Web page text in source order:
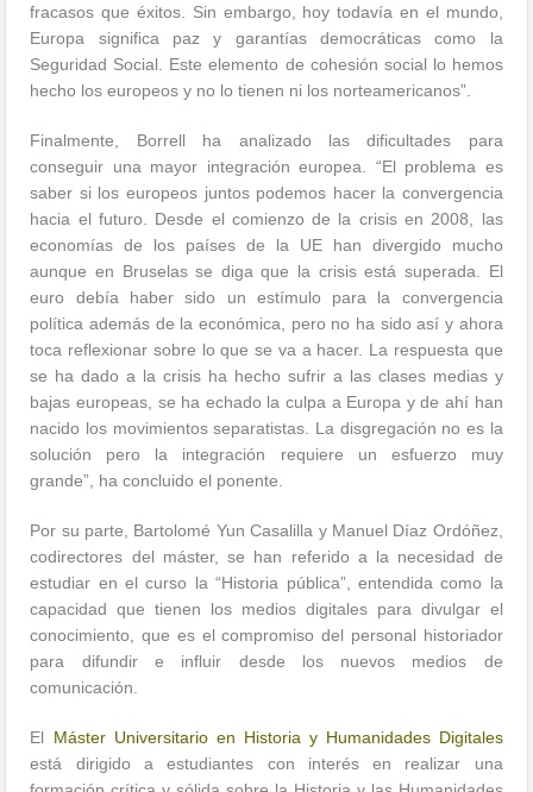
fracasos que éxitos. Sin embargo, hoy todavía en el mundo,
Europa significa paz y garantías democráticas como la
Seguridad Social. Este elemento de cohesión social lo hemos
hecho los europeos y no lo tienen ni los norteamericanos”.
Finalmente, Borrell ha analizado las dificultades para
conseguir una mayor integración europea. “El problema es
saber si los europeos juntos podemos hacer la convergencia
hacia el futuro. Desde el comienzo de la crisis en 2008, las
economías de los países de la UE han divergido mucho
aunque en Bruselas se diga que la crisis está superada. El
euro debía haber sido un estímulo para la convergencia
política además de la económica, pero no ha sido así y ahora
toca reflexionar sobre lo que se va a hacer. La respuesta que
se ha dado a la crisis ha hecho sufrir a las clases medias y
bajas europeas, se ha echado la culpa a Europa y de ahí han
nacido los movimientos separatistas. La disgregación no es la
solución pero la integración requiere un esfuerzo muy
grande”, ha concluido el ponente.
Por su parte, Bartolomé Yun Casalilla y Manuel Díaz Ordóñez,
codirectores del máster, se han referido a la necesidad de
estudiar en el curso la “Historia pública”, entendida como la
capacidad que tienen los medios digitales para divulgar el
conocimiento, que es el compromiso del personal historiador
para difundir e influir desde los nuevos medios de
comunicación.
El Máster Universitario en Historia y Humanidades Digitales
está dirigido a estudiantes con interés en realizar una